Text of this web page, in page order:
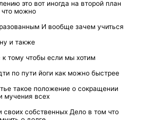
это вот иногда на второй план
что можно
И вообще зачем учиться
и также
к тому чтобы если мы хотим
по пути йоги как можно быстрее
такое положение о сокращении
мучения всех
собственных Дело в том что